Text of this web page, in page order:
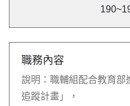
職務內容
說明：職輔組配合教育部
追蹤計畫」，